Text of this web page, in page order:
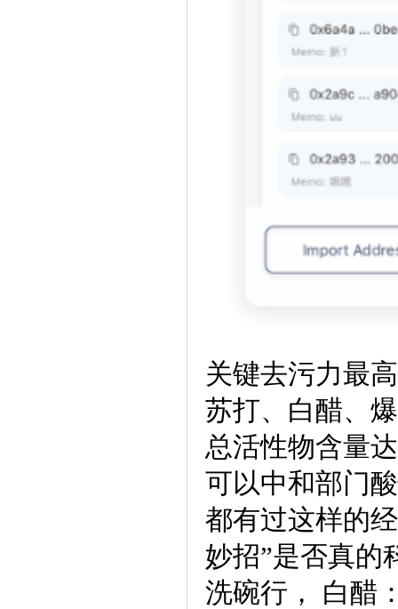
关键去污力最
苏打、白醋、
总活性物含量
可以中和部门
都有过这样的
妙招”是否真的
洗碗行， 白醋